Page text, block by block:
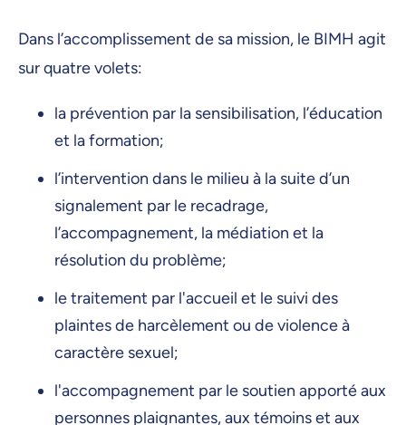
Dans l’accomplissement de sa mission, le BIMH agit
sur quatre volets:
la prévention par la sensibilisation, l’éducation
et la formation;
l’intervention dans le milieu à la suite d’un
signalement par le recadrage,
l’accompagnement, la médiation et la
résolution du problème;
le traitement par l'accueil et le suivi des
plaintes de harcèlement ou de violence à
caractère sexuel;
l'accompagnement par le soutien apporté aux
personnes plaignantes, aux témoins et aux